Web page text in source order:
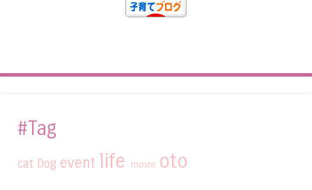
#Tag
cat Dog event life movie oto